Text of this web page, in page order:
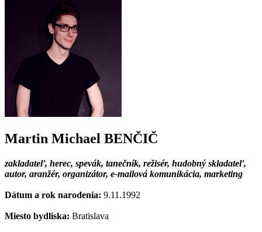
Martin Michael BENČIČ
zakladateľ, herec, spevák, tanečník, režisér, hudobný skladateľ,
autor, aranžér, organizátor, e-mailová komunikácia, marketing
Dátum a rok narodenia: 9.11.1992
Miesto bydliska: Bratislava